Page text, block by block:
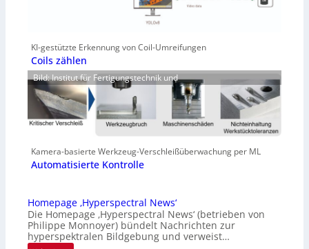
KI-gestützte Erkennung von Coil-Umreifungen
Coils zählen
Bild: Institut für Fertigungstechnik und
Kamera-basierte Werkzeug-Verschleißüberwachung per ML
Automatisierte Kontrolle
Homepage ‚Hyperspectral News‘
Die Homepage ‚Hyperspectral News‘ (betrieben von
Philippe Monnoyer) bündelt Nachrichten zur
hyperspektralen Bildgebung und verweist…